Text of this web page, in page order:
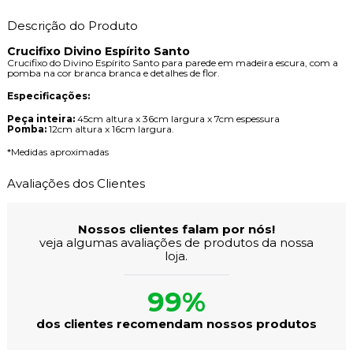
Descrição do Produto
Crucifixo Divino Espírito Santo
Crucifixo do Divino Espírito Santo para parede em madeira escura, com a
pomba na cor branca branca e detalhes de flor.
Especificações:
Peça inteira:45cm altura x 36cm largura x 7cm espessura
Pomba:12cm altura x 16cm largura.
*Medidas aproximadas
Avaliações dos Clientes
Nossos clientes falam por nós!
veja algumas avaliações de produtos da nossa
loja.
99%
dos clientes recomendam nossos produtos